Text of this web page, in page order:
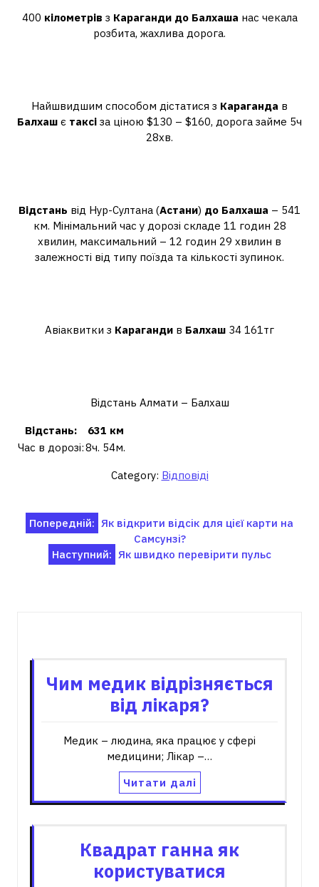
400 кілометрів з Караганди до Балхаша нас чекала
розбита, жахлива дорога.
Найшвидшим способом дістатися з Караганда в
Балхаш є таксі за ціною $130 – $160, дорога займе 5ч
28хв.
Відстань від Нур-Султана (Астани) до Балхаша – 541
км. Мінімальний час у дорозі складе 11 годин 28
хвилин, максимальний – 12 годин 29 хвилин в
залежності від типу поїзда та кількості зупинок.
Авіаквитки з Караганди в Балхаш 34 161тг
Відстань Алмати – Балхаш
Відстань:
631 км
Час в дорозі:8ч. 54м.
Category: Відповіді
Навігація
записів
Попередній: Як відкрити відсік для цієї карти на
Самсунзі?
Наступний: Як швидко перевірити пульс
Чим медик відрізняється
від лікаря?
Медик – людина, яка працює у сфері
медицини; Лікар –…
Читати далі
Квадрат ганна як
користуватися